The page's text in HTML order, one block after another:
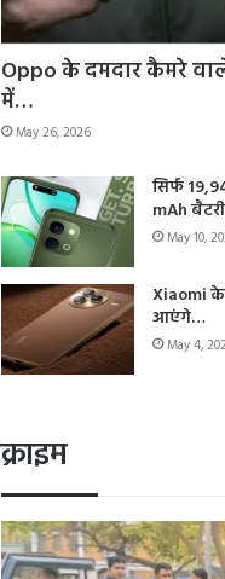
Oppo के दमदार कैमरे
में…
May 26, 2026
सिर्फ
mAh
May 10,
Xiaomi
आएंगे…
May 4,
क्राइम